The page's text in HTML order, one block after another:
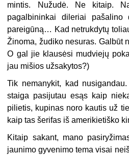
mintis. Nužudė. Ne kitaip.
pagalbininkai dileriai pašalino
pareigūną… Kad netrukdytų
Žinoma, žudiko nesuras. Galbūt
O gal jie klausėsi mudviejų
jau mišios užsakytos?)
Tik nemanykit, kad
staiga pasijutau esąs kaip
pilietis, kupinas noro kautis už
kaip tas šerifas iš amerikietiško
Kitaip sakant, mano
jaunimo gyvenimo tema visai